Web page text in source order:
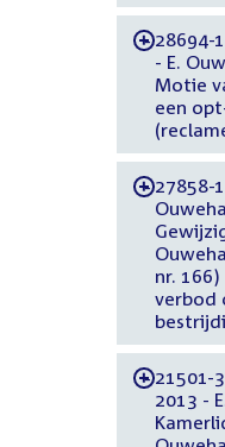
-28694-
- E.
Motie
een
-27858-
nr.
verbod
-21501-
2013 -